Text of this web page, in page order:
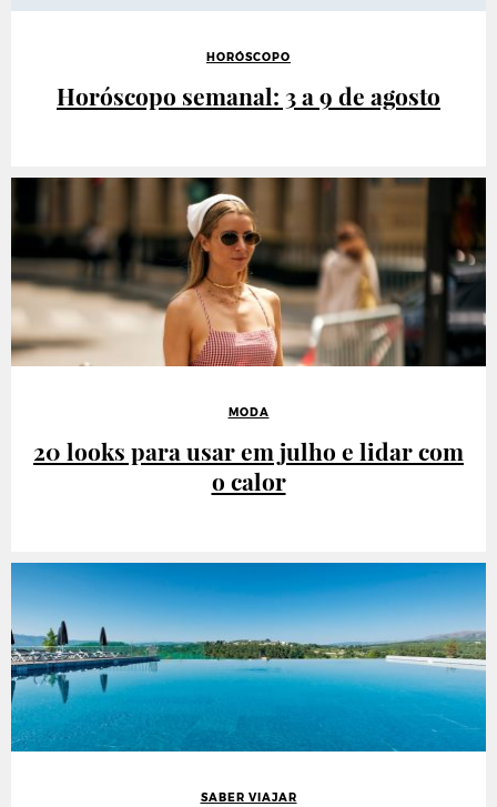
HORÓSCOPO
Horóscopo semanal: 3 a 9 de agosto
MODA
20 looks para usar em julho e lidar com
o calor
SABER VIAJAR